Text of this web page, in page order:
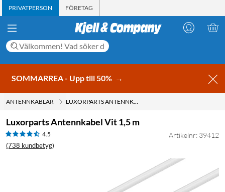
PRIVATPERSON FÖRETAG
SOMMARREA - Upp till 50% →
ANTENNKABLAR LUXORPARTS ANTENNKABEL VIT 1,5 M
Luxorparts Antennkabel Vit 1,5 m
4.5
(738 kundbetyg)
Artikelnr: 39412